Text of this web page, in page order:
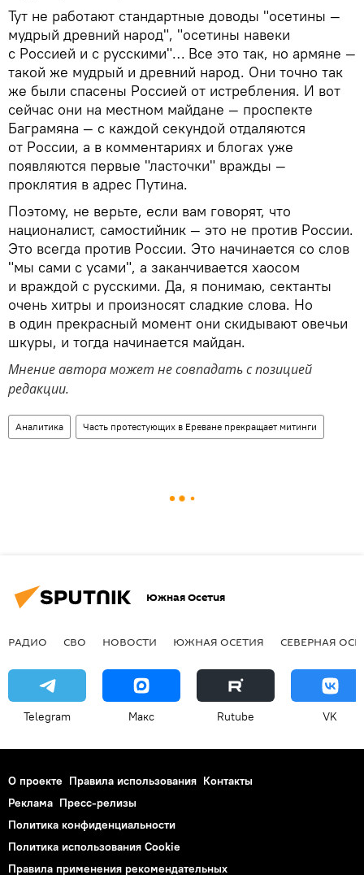
Тут не работают стандартные доводы "осетины —
мудрый древний народ", "осетины навеки
с Россией и с русскими"… Все это так, но армяне —
такой же мудрый и древний народ. Они точно так
же были спасены Россией от истребления. И вот
сейчас они на местном майдане — проспекте
Баграмяна — с каждой секундой отдаляются
от России, а в комментариях и блогах уже
появляются первые "ласточки" вражды —
проклятия в адрес Путина.
Поэтому, не верьте, если вам говорят, что
националист, самостийник — это не против России.
Это всегда против России. Это начинается со слов
"мы сами с усами", а заканчивается хаосом
и враждой с русскими. Да, я понимаю, сектанты
очень хитры и произносят сладкие слова. Но
в один прекрасный момент они скидывают овечьи
шкуры, и тогда начинается майдан.
Мнение автора может не совпадать с позицией
редакции.
Аналитика Часть протестующих в Ереване прекращает митинги
Южная Осетия
РАДИО СВО НОВОСТИ ЮЖНАЯ ОСЕТИЯ СЕВЕРНАЯ
Telegram Макс Rutube VK
О проекте Правила использования Контакты
Реклама Пресс-релизы
Политика конфиденциальности
Политика использования Cookie
Правила применения рекомендательных